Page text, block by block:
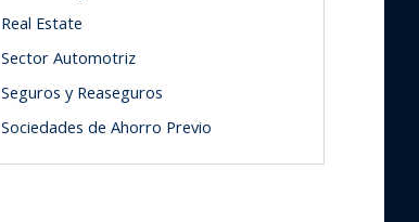
Real Estate
Sector Automotriz
Seguros y Reaseguros
Sociedades de Ahorro Previo